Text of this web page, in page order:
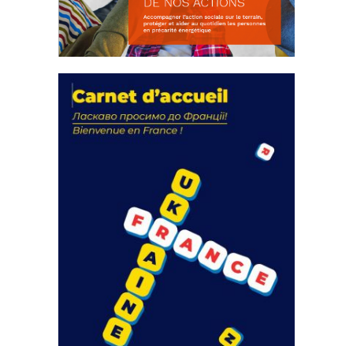
actions
18 septembre 2023
FEUILLETER